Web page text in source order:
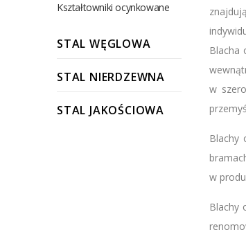
Kształtowniki ocynkowane
STAL WĘGLOWA
STAL NIERDZEWNA
STAL JAKOŚCIOWA
Blacha
w
Blachy
w
Blachy